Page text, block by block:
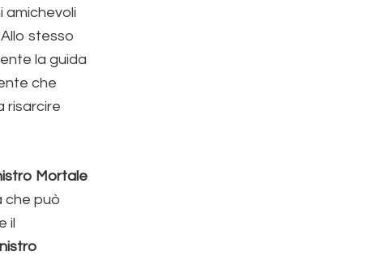
amichevoli
stesso
la guida
che
risarcire
Mortale
che può
il